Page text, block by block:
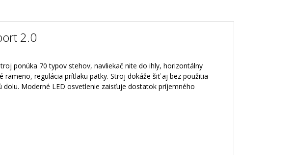
2.0
ponúka 70 typov stehov, navliekač nite do ihly, horizontálny
regulácia prítlaku pätky. Stroj dokáže šiť aj bez použitia
Moderné LED osvetlenie zaisťuje dostatok príjemného